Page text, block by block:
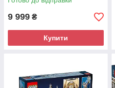
9 999 ₴
Купити